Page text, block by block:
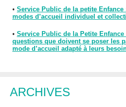
• Service Public de la petite Enfance
modes d’accueil individuel et
• Service Public de la Petite
questions que doivent se poser les
mode d’accueil adapté à leurs
ARCHIVES